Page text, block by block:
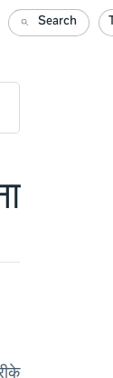
Search